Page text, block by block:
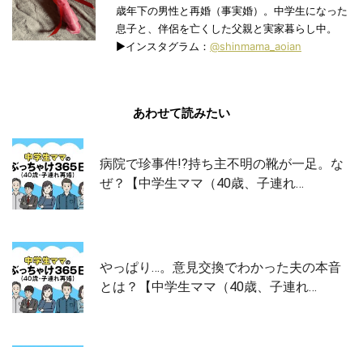
歳年下の男性と再婚（事実婚）。中学生になった
息子と、伴侶を亡くした父親と実家暮らし中。
▶︎インスタグラム： @shinmama_aoian
あわせて読みたい
病院で珍事件!?持ち主不明の靴が一足。な
ぜ？【中学生ママ（40歳、子連れ…
やっぱり…。意見交換でわかった夫の本音
とは？【中学生ママ（40歳、子連れ…